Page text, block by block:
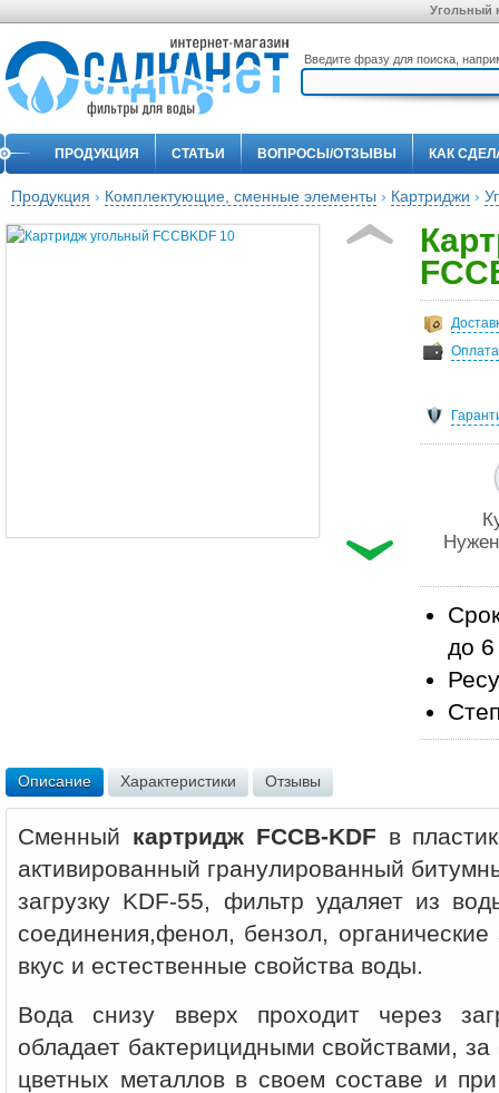
Угольный
Введите фразу для поиска,
ПРОДУКЦИЯ СТАТЬИ ВОПРОСЫ/ОТЗЫВЫ КАК
Продукция › Комплектующие, сменные элементы › Картриджи ›
Оплата
до 6
Описание Характеристики Отзывы
Сменный картридж FCCB-KDF в
активированный гранулированный
загрузку KDF-55, фильтр удаляет из
соединения,фенол, бензол,
вкус и естественные свойства воды.
Вода снизу вверх проходит через
обладает бактерицидными свойствами, за
цветных металлов в своем составе и